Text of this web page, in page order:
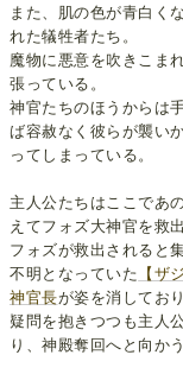
また、肌の色が青白く
れた犠牲者たち。
魔物に悪意を吹きこま
張っている。
神官たちのほうからは
ば容赦なく彼らが襲い
ってしまっている。
主人公たちはここであ
えてフォズ大神官を救
フォズが救出されると
不明となっていた 【ザ
神官長が姿を消してお
疑問を抱きつつも主人
り、神殿奪回へと向かう